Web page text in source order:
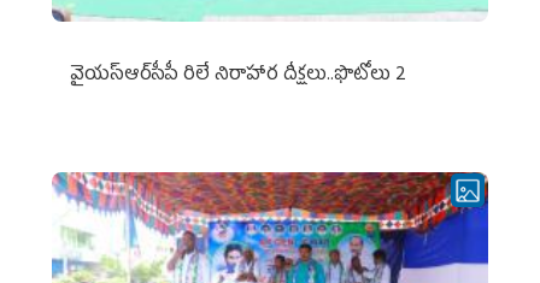
వైయ‌స్ఆర్‌సీపీ రిలే నిరాహార దీక్షలు..ఫొటోలు 2